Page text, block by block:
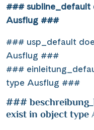
### subline_default
Ausflug ###
### usp_default
Ausflug ###
###
type Ausflug ###
###
exist in object